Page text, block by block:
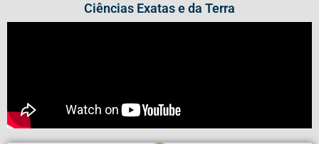
Ciências Exatas e da Terra